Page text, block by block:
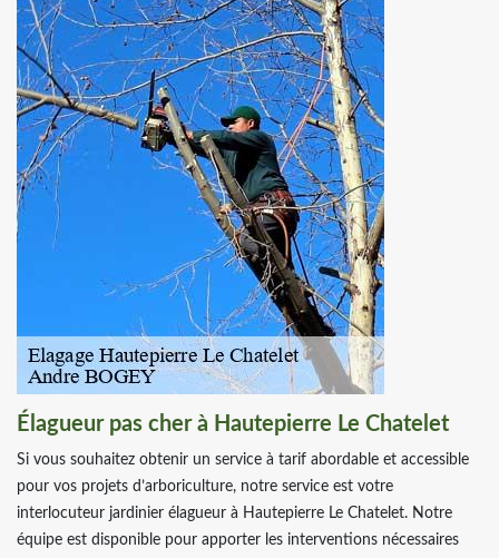
Élagueur pas cher à Hautepierre Le Chatelet
Si vous souhaitez obtenir un service à tarif abordable et accessible
pour vos projets d’arboriculture, notre service est votre
interlocuteur jardinier élagueur à Hautepierre Le Chatelet. Notre
équipe est disponible pour apporter les interventions nécessaires